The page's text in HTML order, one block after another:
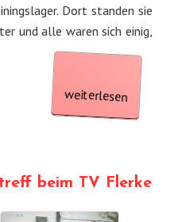
Dort standen sie
und alle waren sich einig,
„Ironman
70.3
Mallorca
weiterlesen
beim TV Flerke